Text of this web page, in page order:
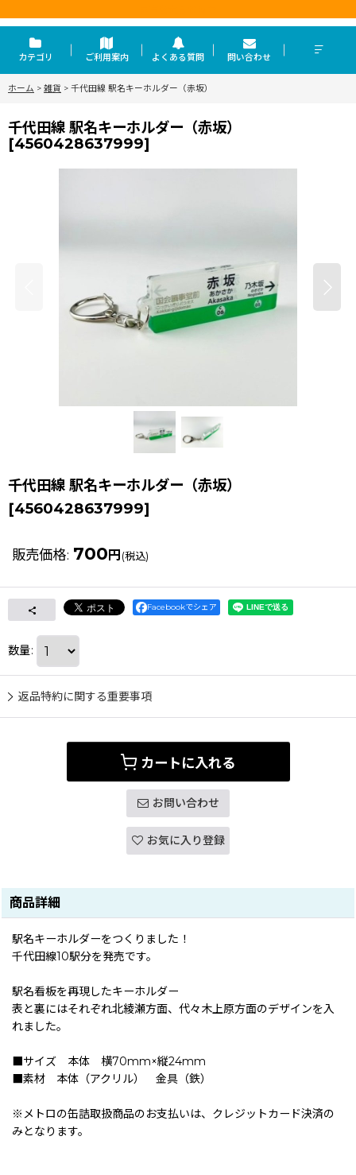
カテゴリ ご利用案内 よくある質問 問い合わせ
ホーム > 雑貨 > 千代田線 駅名キーホルダー（赤坂）
千代田線 駅名キーホルダー（赤坂）
[4560428637999]
千代田線 駅名キーホルダー（赤坂）
[4560428637999]
販売価格: 700 円 (税込)
Facebookでシェア
数量:
返品特約に関する重要事項
カートに入れる
お問い合わせ
お気に入り登録
商品詳細
駅名キーホルダーをつくりました！
千代田線10駅分を発売です。
駅名看板を再現したキーホルダー
表と裏にはそれぞれ北綾瀬方面、代々木上原方面のデザインを入
れました。
■サイズ 本体 横70mm×縦24mm
■素材 本体（アクリル） 金具（鉄）
※メトロの缶詰取扱商品のお支払いは、クレジットカード決済の
みとなります。